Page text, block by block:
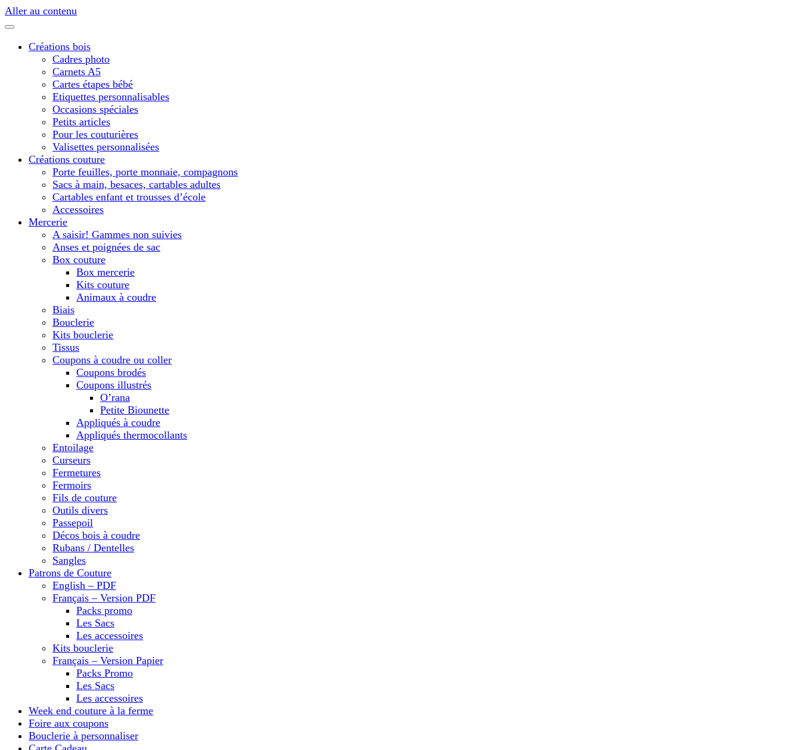
Aller au contenu
Créations bois
Cadres photo
Carnets A5
Cartes étapes bébé
Etiquettes personnalisables
Occasions spéciales
Petits articles
Pour les couturières
Valisettes personnalisées
Créations couture
Porte feuilles, porte monnaie, compagnons
Sacs à main, besaces, cartables adultes
Cartables enfant et trousses d’école
Accessoires
Mercerie
A saisir! Gammes non suivies
Anses et poignées de sac
Box couture
Box mercerie
Kits couture
Animaux à coudre
Biais
Bouclerie
Kits bouclerie
Tissus
Coupons à coudre ou coller
Coupons brodés
Coupons illustrés
O’rana
Petite Biounette
Appliqués à coudre
Appliqués thermocollants
Entoilage
Curseurs
Fermetures
Fermoirs
Fils de couture
Outils divers
Passepoil
Décos bois à coudre
Rubans / Dentelles
Sangles
Patrons de Couture
English – PDF
Français – Version PDF
Packs promo
Les Sacs
Les accessoires
Kits bouclerie
Français – Version Papier
Packs Promo
Les Sacs
Les accessoires
Week end couture à la ferme
Foire aux coupons
Bouclerie à personnaliser